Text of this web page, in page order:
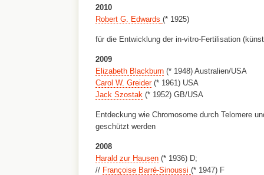
2010
Robert G. Edwards (* 1925)
für die Entwicklung der in-vitro-Fertilisation
2009
Elizabeth Blackburn(* 1948) Australien/USA
Carol W. Greider(* 1961) USA
Jack Szostak (* 1952) GB/USA
Entdeckung wie Chromosome durch Telomere
geschützt werden
2008
Harald zur Hausen(* 1936) D;
// Françoise Barré-Sinoussi (* 1947) F